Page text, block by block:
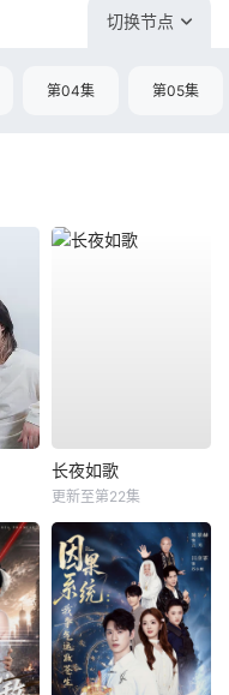
切换节点
第04集 第05集
长夜如歌
更新至第22集